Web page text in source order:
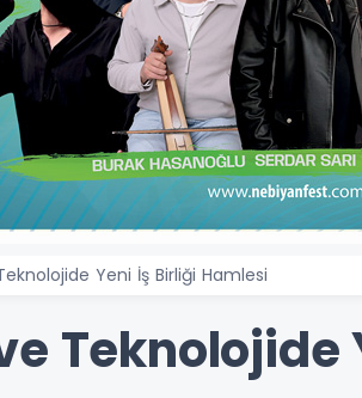
Yeni İş Birliği Hamlesi